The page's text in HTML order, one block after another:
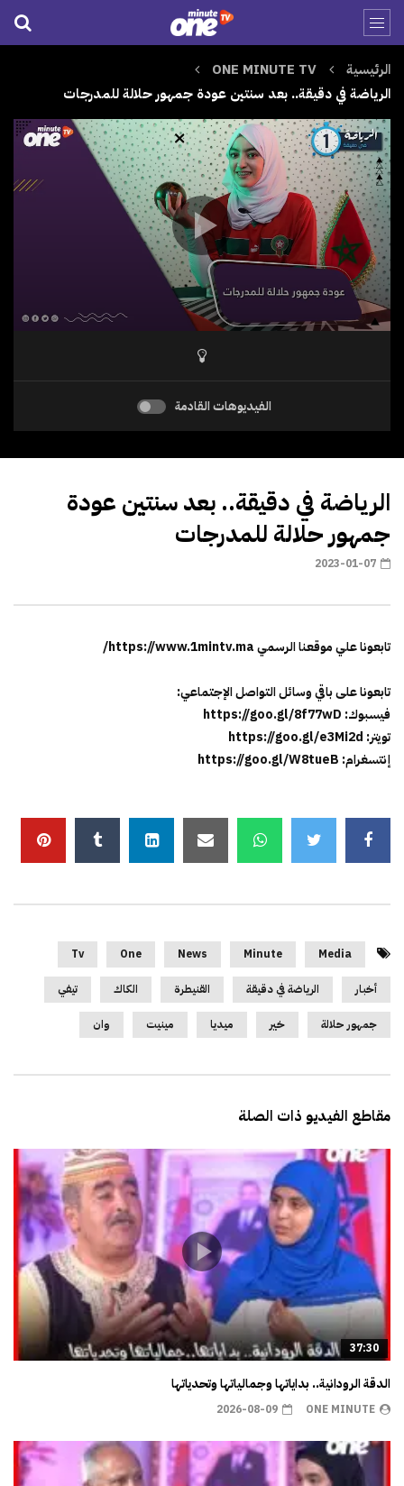
الرئيسية
ONE MINUTE TV
الرياضة في دقيقة.. بعد سنتين عودة جمهور حلالة للمدرجات
الفيديوهات القادمة
الرياضة في دقيقة.. بعد سنتين عودة
جمهور حلالة للمدرجات
2023-01-07
تابعونا علي موقعنا الرسمي https://www.1mintv.ma/
تابعونا على باقي وسائل التواصل الإجتماعي:
فيسبوك: https://goo.gl/8f77wD
تويتر: https://goo.gl/e3Mi2d
إنتسغرام: https://goo.gl/W8tueB
Media
Minute
News
One
Tv
أخبار الرياضة في دقيقة القنيطرة الكاك تيفي
جمهور حلالة خير ميديا مينيت وان
مقاطع الفيديو ذات الصلة
37:30
الدقة الرودانية.. بداياتها وجمالياتها وتحدياتها
ONE MINUTE
2026-08-09